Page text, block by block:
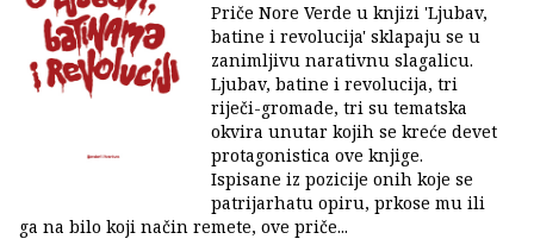
Priče Nore Verde u knjizi 'Ljubav,
batine i revolucija' sklapaju se u
zanimljivu narativnu slagalicu.
Ljubav, batine i revolucija, tri
riječi-gromade, tri su tematska
okvira unutar kojih se kreće devet
protagonistica ove knjige.
Ispisane iz pozicije onih koje se
patrijarhatu opiru, prkose mu ili
ga na bilo koji način remete, ove priče...